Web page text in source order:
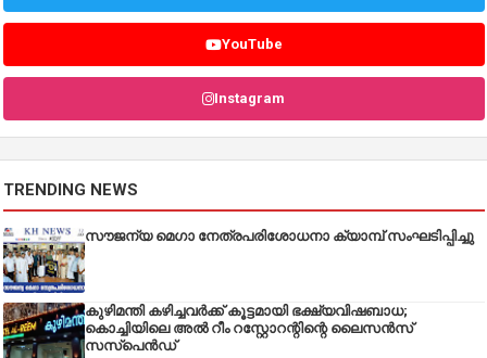
YouTube
Instagram
TRENDING NEWS
സൗജന്യ മെഗാ നേത്രപരിശോധനാ ക്യാമ്പ് സംഘടിപ്പിച്ചു
കുഴിമന്തി കഴിച്ചവർക്ക് കൂട്ടമായി ഭക്ഷ്യവിഷബാധ;
കൊച്ചിയിലെ അൽ റീം റസ്റ്റോറന്റിന്റെ ലൈസൻസ്
സസ്പെൻഡ്